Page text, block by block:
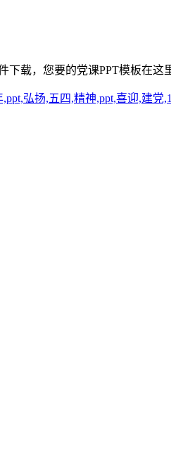
下载，您要的党课PPT模板在这